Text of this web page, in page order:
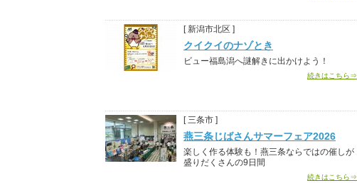
[ 新潟市北区 ]
クイクイのナゾとき
ビュー福島潟へ謎解きに出かけよう！
続きはこちら⇒
[ 三条市 ]
燕三条じばさんサマーフェア2026
楽しく作る体験も！燕三条ならではの催しが
盛りだくさんの9日間
続きはこちら⇒